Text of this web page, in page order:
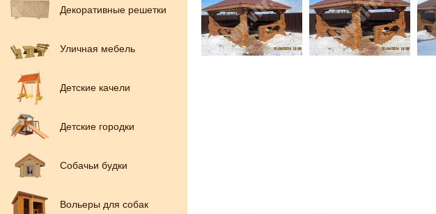
Декоративные решетки
Уличная мебель
Детские качели
Детские городки
Собачьи будки
Вольеры для собак